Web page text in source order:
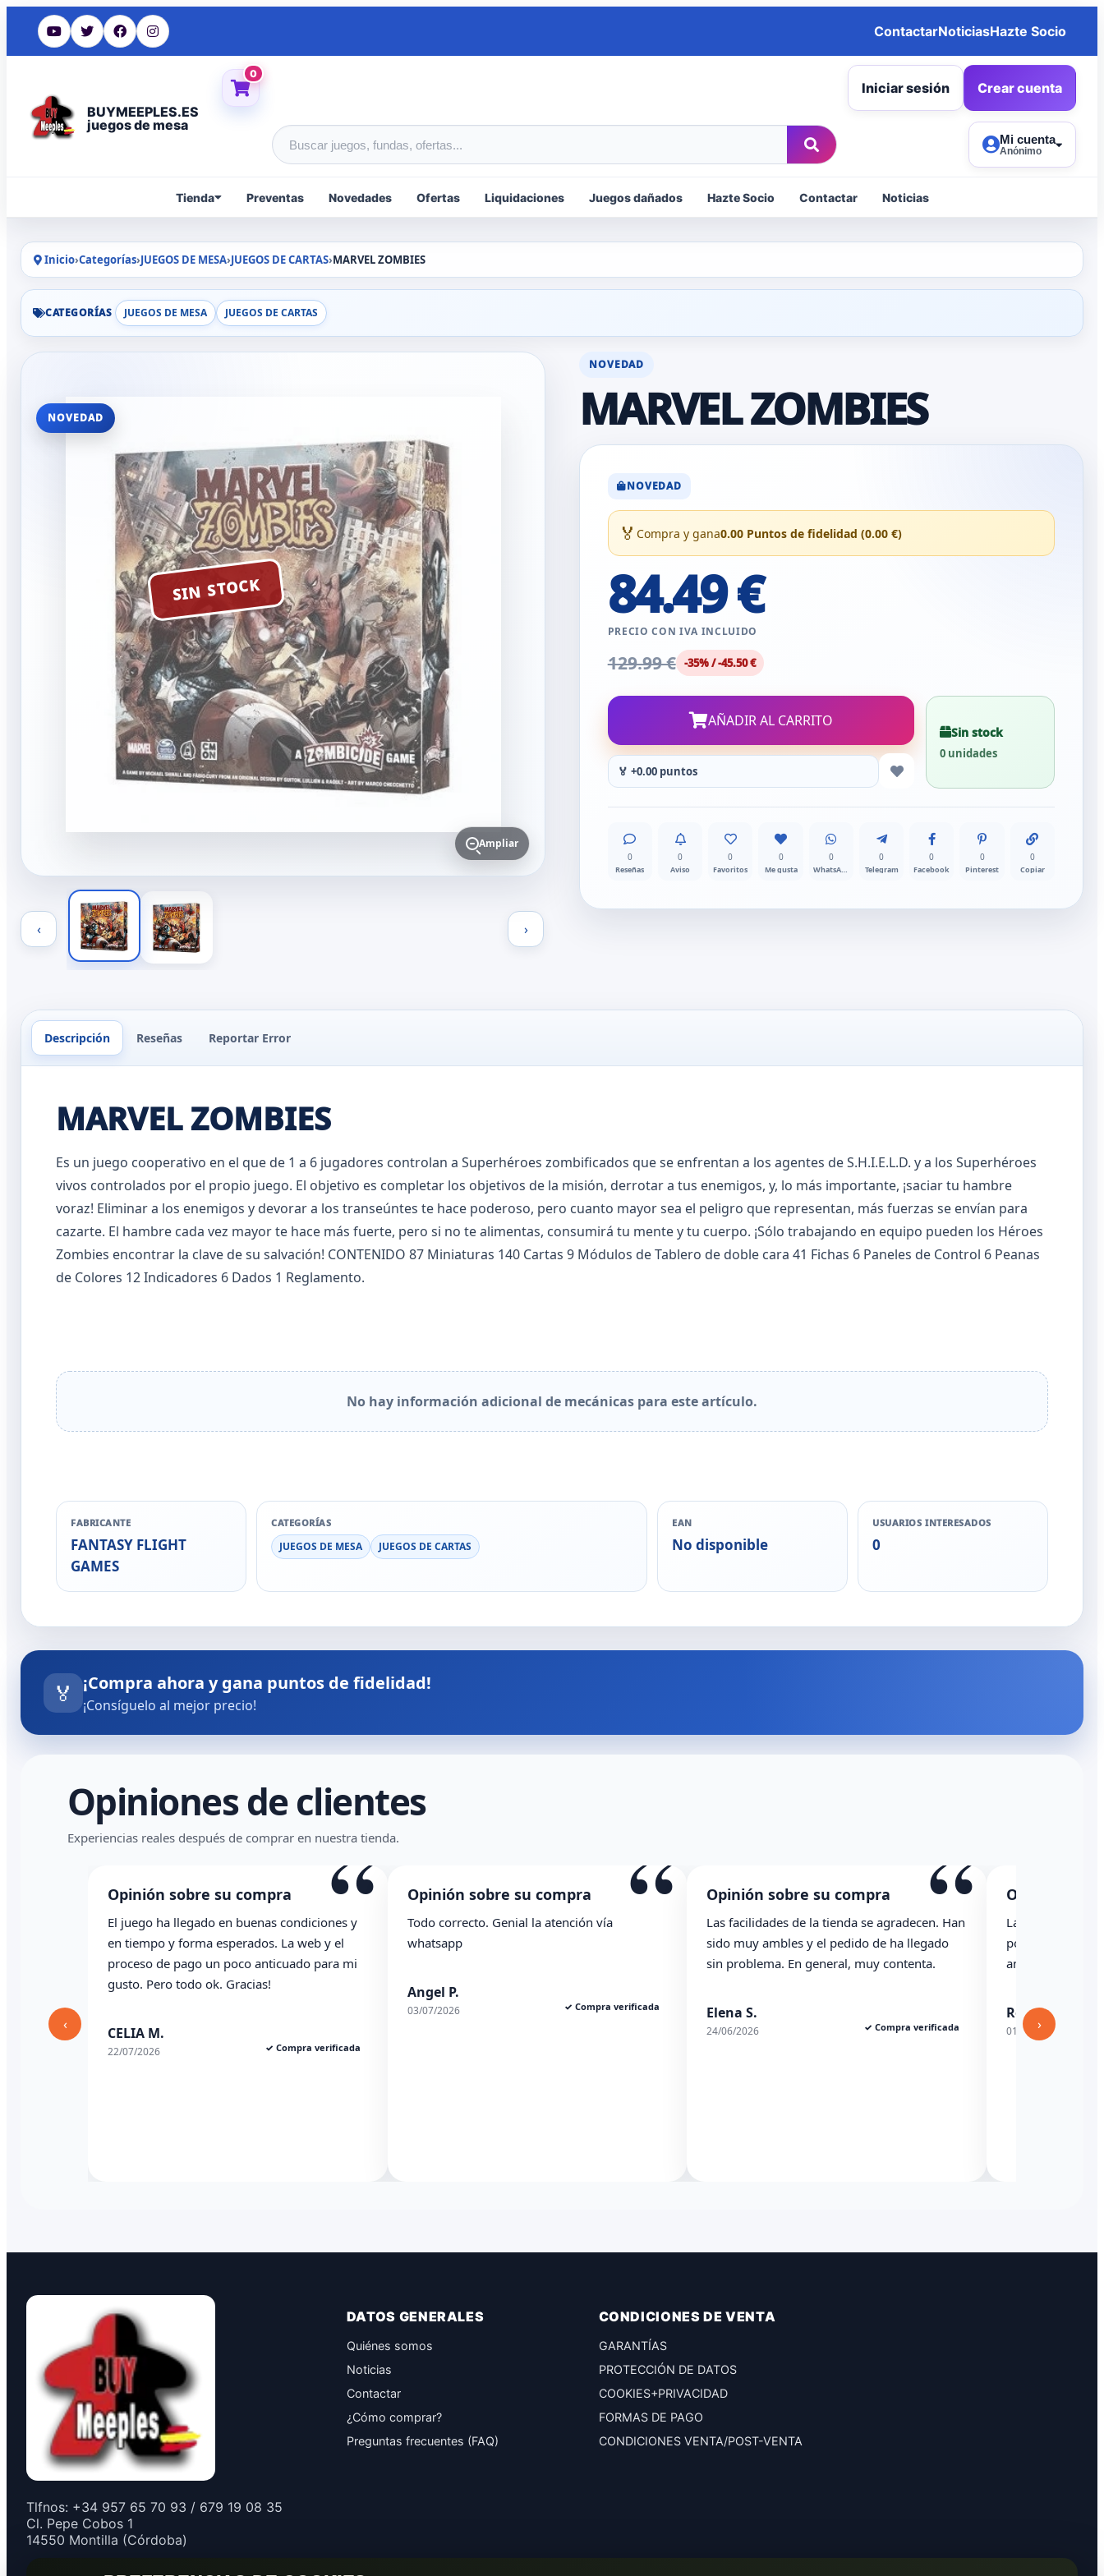
ContactarNoticiasHazte Socio
BUYMEEPLES.ES
juegos de mesa
0
Iniciar sesión Crear cuenta
Buscar productos
Mi cuenta
Anónimo
Tienda Preventas Novedades Ofertas Liquidaciones Juegos dañados Hazte Socio Contactar Noticias
Inicio›Categorías›JUEGOS DE MESA›JUEGOS DE CARTAS›MARVEL ZOMBIES
CATEGORÍAS JUEGOS DE MESA JUEGOS DE CARTAS
NOVEDAD
SIN STOCK
Ampliar
‹ ›
NOVEDAD
MARVEL ZOMBIES
NOVEDAD
🏅 Compra y gana0.00 Puntos de fidelidad (0.00 €)
84.49 €
PRECIO CON IVA INCLUIDO
129.99 € -35% / -45.50 €
AÑADIR AL CARRITO
🏅 +0.00 puntos
Sin stock
0 unidades
0
Reseñas
0
Aviso
0
Favoritos
0
Me gusta
0
WhatsApp
0
Telegram
0
Facebook
0
Pinterest
0
Copiar
Descripción Reseñas Reportar Error
MARVEL ZOMBIES
Es un juego cooperativo en el que de 1 a 6 jugadores controlan a Superhéroes zombificados que se enfrentan a los agentes de S.H.I.E.L.D. y a los Superhéroes
vivos controlados por el propio juego. El objetivo es completar los objetivos de la misión, derrotar a tus enemigos, y, lo más importante, ¡saciar tu hambre
voraz! Eliminar a los enemigos y devorar a los transeúntes te hace poderoso, pero cuanto mayor sea el peligro que representan, más fuerzas se envían para
cazarte. El hambre cada vez mayor te hace más fuerte, pero si no te alimentas, consumirá tu mente y tu cuerpo. ¡Sólo trabajando en equipo pueden los Héroes
Zombies encontrar la clave de su salvación! CONTENIDO 87 Miniaturas 140 Cartas 9 Módulos de Tablero de doble cara 41 Fichas 6 Paneles de Control 6 Peanas
de Colores 12 Indicadores 6 Dados 1 Reglamento.
No hay información adicional de mecánicas para este artículo.
FABRICANTE
FANTASY FLIGHT
GAMES
CATEGORÍAS
JUEGOS DE MESA JUEGOS DE CARTAS
EAN
No disponible
USUARIOS INTERESADOS
0
🏅 ¡Compra ahora y gana puntos de fidelidad!
¡Consíguelo al mejor precio!
Opiniones de clientes
Experiencias reales después de comprar en nuestra tienda.
‹
“
Opinión sobre su compra
El juego ha llegado en buenas condiciones y
en tiempo y forma esperados. La web y el
proceso de pago un poco anticuado para mi
gusto. Pero todo ok. Gracias!
CELIA M.
✓ Compra verificada
“
Opinión sobre su compra
Todo correcto. Genial la atención vía
whatsapp
✓ Compra verificada
“
Opinión sobre su compra
Las facilidades de la tienda se agradecen. Han
sido muy ambles y el pedido de ha llegado
sin problema. En general, muy contenta.
Elena S.
✓ Compra verificada
Opinión sobre su compra
La caja ha llegado con una raja
podría haber indicado revisado con
anterioridad
01/06/2026 ✓
›
Tlfnos: +34 957 65 70 93 / 679 19 08 35
Cl. Pepe Cobos 1
14550 Montilla (Córdoba)
DATOS GENERALES
Quiénes somos
Noticias
Contactar
¿Cómo comprar?
Preguntas frecuentes (FAQ)
CONDICIONES DE VENTA
GARANTÍAS
PROTECCIÓN DE DATOS
COOKIES+PRIVACIDAD
FORMAS DE PAGO
CONDICIONES VENTA/POST-VENTA